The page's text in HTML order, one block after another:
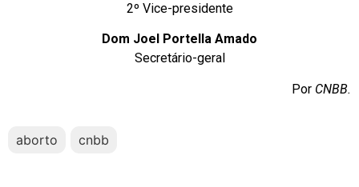
2º Vice-presidente
Dom Joel Portella Amado
Secretário-geral
Por CNBB.
aborto cnbb